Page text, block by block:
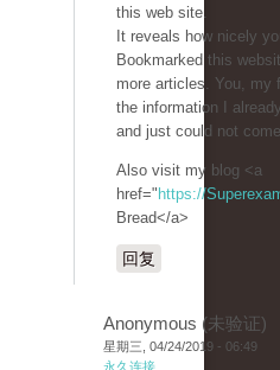
this web site.
It reveals how nicely
Bookmarked this
more articles. You, my
the information I
and just could not
Also visit my blog <a
href=" https://
Bread</a>
回复
Anonymous (未验证)
星期三, 04/24/2019 - 06:49
永久连接